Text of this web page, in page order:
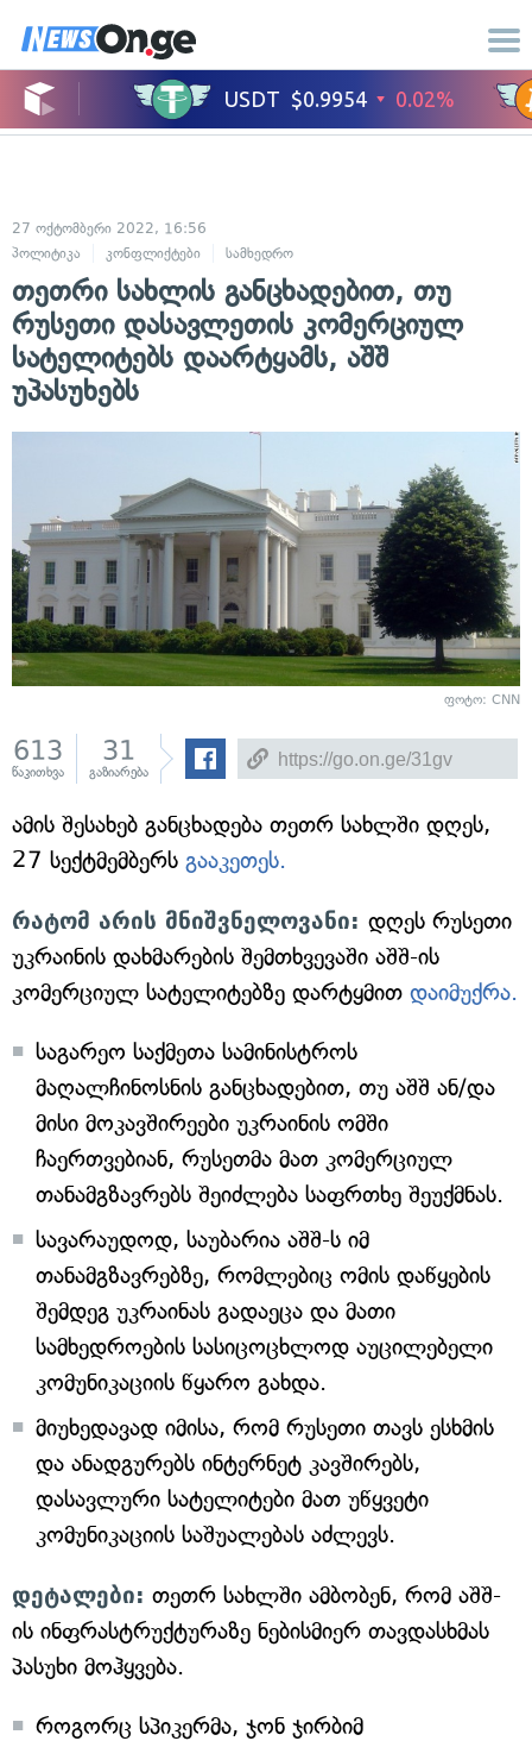
27 ოქტომბერი 2022, 16:56
პოლიტიკა
კონფლიქტები სამხედრო
თეთრი სახლის განცხადებით, თუ
რუსეთი დასავლეთის კომერციულ
სატელიტებს დაარტყამს, აშშ
უპასუხებს
ფოტო: CNN
613
წაკითხვა
31
გაზიარება
ამის შესახებ განცხადება თეთრ სახლში დღეს,
27 სექტმემბერს გააკეთეს.
რატომ არის მნიშვნელოვანი: დღეს რუსეთი
უკრაინის დახმარების შემთხვევაში აშშ-ის
კომერციულ სატელიტებზე დარტყმით დაიმუქრა.
საგარეო საქმეთა სამინისტროს
მაღალჩინოსნის განცხადებით, თუ აშშ ან/და
მისი მოკავშირეები უკრაინის ომში
ჩაერთვებიან, რუსეთმა მათ კომერციულ
თანამგზავრებს შეიძლება საფრთხე შეუქმნას.
სავარაუდოდ, საუბარია აშშ-ს იმ
თანამგზავრებზე, რომლებიც ომის დაწყების
შემდეგ უკრაინას გადაეცა და მათი
სამხედროების სასიცოცხლოდ აუცილებელი
კომუნიკაციის წყარო გახდა.
მიუხედავად იმისა, რომ რუსეთი თავს ესხმის
და ანადგურებს ინტერნეტ კავშირებს,
დასავლური სატელიტები მათ უწყვეტი
კომუნიკაციის საშუალებას აძლევს.
დეტალები: თეთრ სახლში ამბობენ, რომ აშშ-
ის ინფრასტრუქტურაზე ნებისმიერ თავდასხმას
პასუხი მოჰყვება.
როგორც სპიკერმა, ჯონ ჯირბიმ